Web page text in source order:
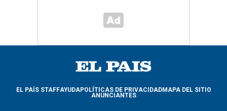
EL PAÍS STAFFAYUDAPOLÍTICAS DE PRIVACIDADMAPA DEL SITIO
ANUNCIANTES